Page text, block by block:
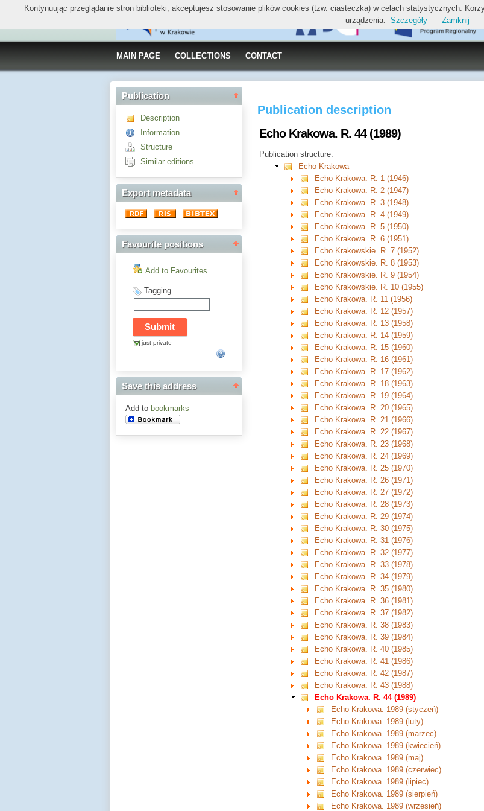
MAIN PAGE COLLECTIONS CONTACT
Publication
Description
Information
Structure
Similar editions
Export metadata
Favourite positions
Add to Favourites
Tagging
just private
Save this address
Add to bookmarks
Publication description
Echo Krakowa. R. 44 (1989)
Publication structure:
Echo Krakowa
Echo Krakowa. R. 1 (1946)
Echo Krakowa. R. 2 (1947)
Echo Krakowa. R. 3 (1948)
Echo Krakowa. R. 4 (1949)
Echo Krakowa. R. 5 (1950)
Echo Krakowa. R. 6 (1951)
Echo Krakowskie. R. 7 (1952)
Echo Krakowskie. R. 8 (1953)
Echo Krakowskie. R. 9 (1954)
Echo Krakowskie. R. 10 (1955)
Echo Krakowa. R. 11 (1956)
Echo Krakowa. R. 12 (1957)
Echo Krakowa. R. 13 (1958)
Echo Krakowa. R. 14 (1959)
Echo Krakowa. R. 15 (1960)
Echo Krakowa. R. 16 (1961)
Echo Krakowa. R. 17 (1962)
Echo Krakowa. R. 18 (1963)
Echo Krakowa. R. 19 (1964)
Echo Krakowa. R. 20 (1965)
Echo Krakowa. R. 21 (1966)
Echo Krakowa. R. 22 (1967)
Echo Krakowa. R. 23 (1968)
Echo Krakowa. R. 24 (1969)
Echo Krakowa. R. 25 (1970)
Echo Krakowa. R. 26 (1971)
Echo Krakowa. R. 27 (1972)
Echo Krakowa. R. 28 (1973)
Echo Krakowa. R. 29 (1974)
Echo Krakowa. R. 30 (1975)
Echo Krakowa. R. 31 (1976)
Echo Krakowa. R. 32 (1977)
Echo Krakowa. R. 33 (1978)
Echo Krakowa. R. 34 (1979)
Echo Krakowa. R. 35 (1980)
Echo Krakowa. R. 36 (1981)
Echo Krakowa. R. 37 (1982)
Echo Krakowa. R. 38 (1983)
Echo Krakowa. R. 39 (1984)
Echo Krakowa. R. 40 (1985)
Echo Krakowa. R. 41 (1986)
Echo Krakowa. R. 42 (1987)
Echo Krakowa. R. 43 (1988)
Echo Krakowa. R. 44 (1989)
Echo Krakowa. 1989 (styczeń)
Echo Krakowa. 1989 (luty)
Echo Krakowa. 1989 (marzec)
Echo Krakowa. 1989 (kwiecień)
Echo Krakowa. 1989 (maj)
Echo Krakowa. 1989 (czerwiec)
Echo Krakowa. 1989 (lipiec)
Echo Krakowa. 1989 (sierpień)
Echo Krakowa. 1989 (wrzesień)
Kontynuując przeglądanie stron biblioteki, akceptujesz stosowanie plików cookies (tzw. ciasteczka) w celach statystycznych.
urządzenia. Szczegóły Zamknij